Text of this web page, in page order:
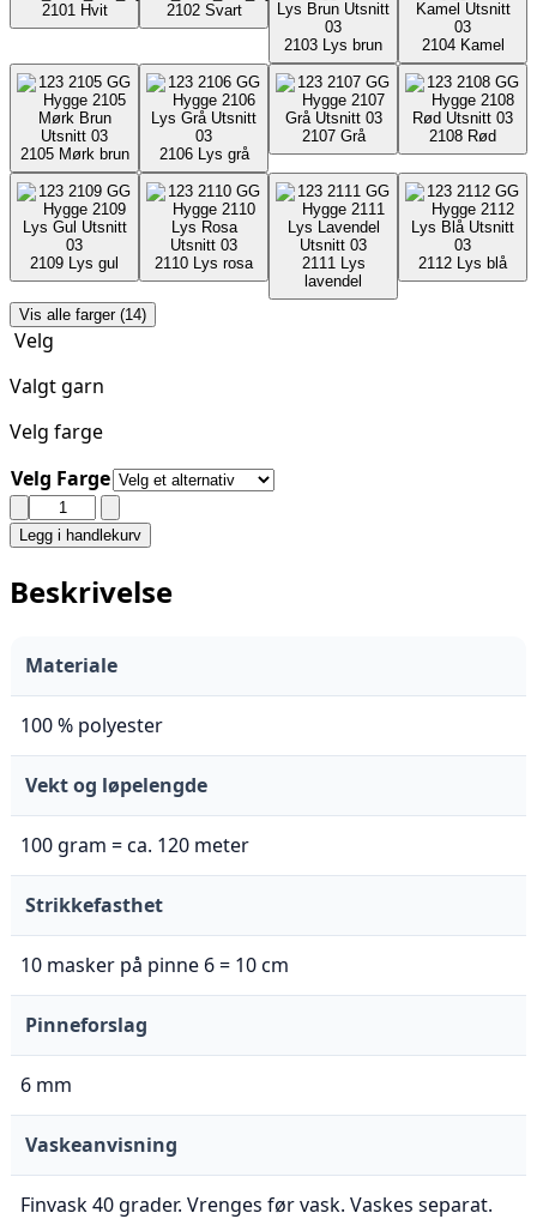
2101 Hvit 2102 Svart
2103 Lys brun 2104 Kamel
2105 Mørk brun 2106 Lys grå
2107 Grå 2108 Rød
2109 Lys gul 2110 Lys rosa 2111 Lys
lavendel
2112 Lys blå
Vis alle farger (14)
Velg
Valgt garn
Velg farge
Velg Farge
GJESTAL
-
antall
Legg i handlekurv
Beskrivelse
Materiale
100 % polyester
Vekt og løpelengde
100 gram = ca. 120 meter
Strikkefasthet
10 masker på pinne 6 = 10 cm
Pinneforslag
6 mm
Vaskeanvisning
Finvask 40 grader. Vrenges før vask. Vaskes separat.